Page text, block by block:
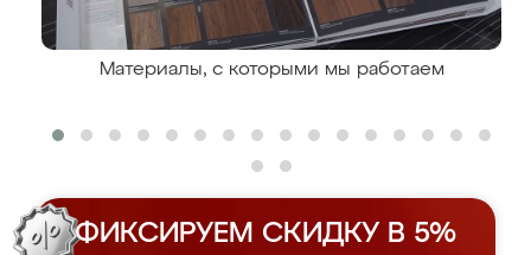
Материалы, с которыми мы работаем
ФИКСИРУЕМ СКИДКУ В 5%